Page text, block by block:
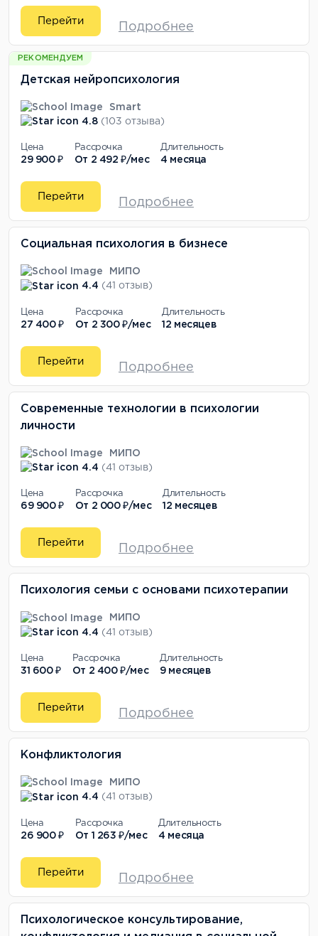
Перейти
Подробнее
РЕКОМЕНДУЕМ
Детская нейропсихология
Smart
4.8 (103 отзыва)
Цена
29 900 ₽
Рассрочка
От 2 492 ₽/мес
Длительность
4 месяца
Перейти
Подробнее
Социальная психология в бизнесе
МИПО
4.4 (41 отзыв)
Цена
27 400 ₽
Рассрочка
От 2 300 ₽/мес
Длительность
12 месяцев
Перейти
Подробнее
Современные технологии в психологии
личности
МИПО
4.4 (41 отзыв)
Цена
69 900 ₽
Рассрочка
От 2 000 ₽/мес
Длительность
12 месяцев
Перейти
Подробнее
Психология семьи с основами психотерапии
МИПО
4.4 (41 отзыв)
Цена
31 600 ₽
Рассрочка
От 2 400 ₽/мес
Длительность
9 месяцев
Перейти
Подробнее
Конфликтология
МИПО
4.4 (41 отзыв)
Цена
26 900 ₽
Рассрочка
От 1 263 ₽/мес
Длительность
4 месяца
Перейти
Подробнее
Психологическое консультирование,